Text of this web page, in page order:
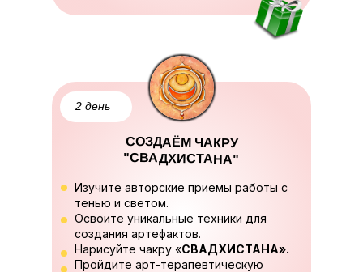
СОЗДАЁМ ЧАКРУ
"СВАДХИСТАНА"
Изучите авторские приемы работы с
тенью и светом.
Освоите уникальные техники для
создания артефактов.
Нарисуйте чакру «СВАДХИСТАНА».
Пройдите арт-терапевтическую
2 день